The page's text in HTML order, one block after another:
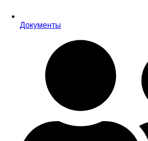
Документы